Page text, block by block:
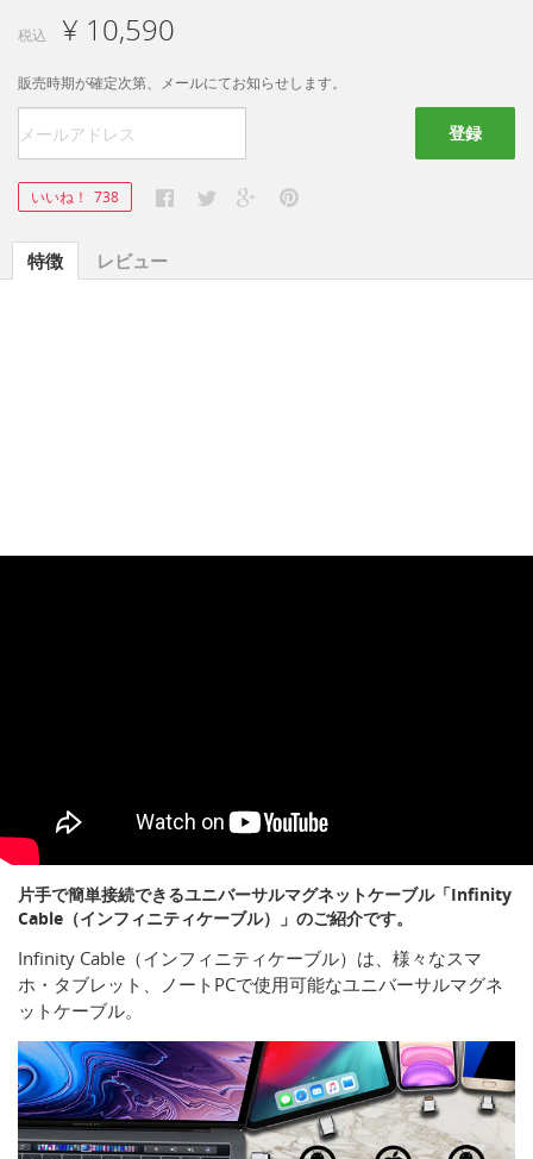
税込 ¥ 10,590
販売時期が確定次第、メールにてお知らせします。
登録
いいね！ 738
特徴 レビュー
片手で簡単接続できるユニバーサルマグネットケーブル「Infinity
Cable（インフィニティケーブル）」のご紹介です。
Infinity Cable（インフィニティケーブル）は、様々なスマ
ホ・タブレット、ノートPCで使用可能なユニバーサルマグネ
ットケーブル。